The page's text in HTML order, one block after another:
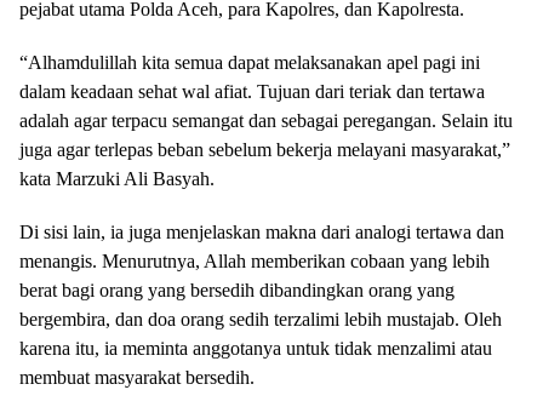
pejabat utama Polda Aceh, para Kapolres, dan Kapolresta.
“Alhamdulillah kita semua dapat melaksanakan apel pagi ini
dalam keadaan sehat wal afiat. Tujuan dari teriak dan tertawa
adalah agar terpacu semangat dan sebagai peregangan. Selain itu
juga agar terlepas beban sebelum bekerja melayani masyarakat,”
kata Marzuki Ali Basyah.
Di sisi lain, ia juga menjelaskan makna dari analogi tertawa dan
menangis. Menurutnya, Allah memberikan cobaan yang lebih
berat bagi orang yang bersedih dibandingkan orang yang
bergembira, dan doa orang sedih terzalimi lebih mustajab. Oleh
karena itu, ia meminta anggotanya untuk tidak menzalimi atau
membuat masyarakat bersedih.